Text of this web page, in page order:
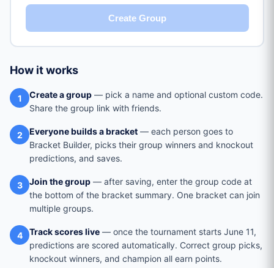
Create Group
How it works
1 Create a group — pick a name and optional custom code.
Share the group link with friends.
2 Everyone builds a bracket — each person goes to
Bracket Builder, picks their group winners and knockout
predictions, and saves.
3 Join the group — after saving, enter the group code at
the bottom of the bracket summary. One bracket can join
multiple groups.
4 Track scores live — once the tournament starts June 11,
predictions are scored automatically. Correct group picks,
knockout winners, and champion all earn points.